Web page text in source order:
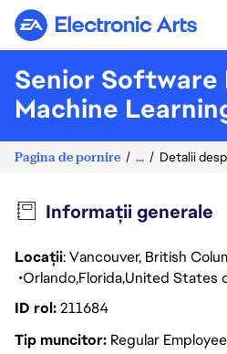
Electronic Arts
Senior Software
Machine
Pagina de pornire ... Detalii
Informații generale
Locații: Vancouver, British
OrlandoFloridaUnited States
ID rol211684
Tip muncitor Regular Employee